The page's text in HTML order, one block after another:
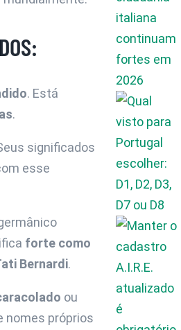
. Está
.
significados
esse
forte como
Bernardi.
ou
nomes próprios